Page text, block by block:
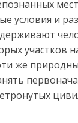
условия и
участков
же